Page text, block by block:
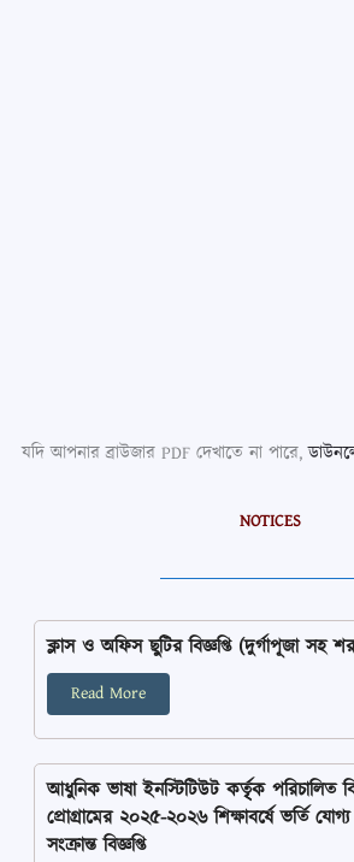
যদি আপনার ব্রাউজার PDF দেখাতে না পারে,
NOTICES
ক্লাস ও অফিস ছুটির বিজ্ঞপ্তি (দুর্গাপূজা সহ
Read More
আধুনিক ভাষা ইনস্টিটিউট কর্তৃৃক পরিচালিত
প্রোগ্রামের ২০২৫-২০২৬ শিক্ষাবর্ষে ভর্তি
সংক্রান্ত বিজ্ঞপ্তি